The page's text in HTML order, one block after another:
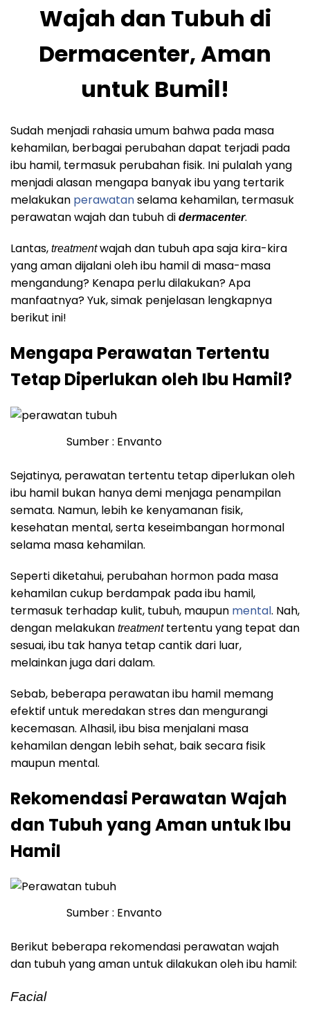
Wajah dan Tubuh di
Dermacenter, Aman
untuk Bumil!
Sudah menjadi rahasia umum bahwa pada masa
kehamilan, berbagai perubahan dapat terjadi pada
ibu hamil, termasuk perubahan fisik. Ini pulalah yang
menjadi alasan mengapa banyak ibu yang tertarik
melakukan perawatanselama kehamilan, termasuk
perawatan wajah dan tubuh di dermacenter.
Lantas, treatmentwajah dan tubuh apa saja kira-kira
yang aman dijalani oleh ibu hamil di masa-masa
mengandung? Kenapa perlu dilakukan? Apa
manfaatnya? Yuk, simak penjelasan lengkapnya
berikut ini!
Mengapa Perawatan Tertentu
Tetap Diperlukan oleh Ibu Hamil?
Sumber : Envanto
Sejatinya, perawatan tertentu tetap diperlukan oleh
ibu hamil bukan hanya demi menjaga penampilan
semata. Namun, lebih ke kenyamanan fisik,
kesehatan mental, serta keseimbangan hormonal
selama masa kehamilan.
Seperti diketahui, perubahan hormon pada masa
kehamilan cukup berdampak pada ibu hamil,
termasuk terhadap kulit, tubuh, maupun mental. Nah,
dengan melakukan treatment tertentu yang tepat dan
sesuai, ibu tak hanya tetap cantik dari luar,
melainkan juga dari dalam.
Sebab, beberapa perawatan ibu hamil memang
efektif untuk meredakan stres dan mengurangi
kecemasan. Alhasil, ibu bisa menjalani masa
kehamilan dengan lebih sehat, baik secara fisik
maupun mental.
Rekomendasi Perawatan Wajah
dan Tubuh yang Aman untuk Ibu
Hamil
Sumber : Envanto
Berikut beberapa rekomendasi perawatan wajah
dan tubuh yang aman untuk dilakukan oleh ibu hamil:
Facial